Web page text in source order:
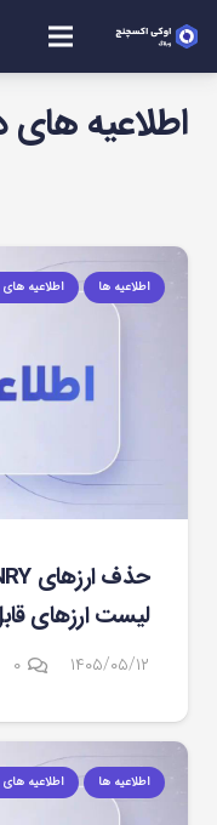
اطلاعیه
اطلاعیه ها اطلاعیه
لیست ارزهای
۱۴۰۵/۰۵/۱۲ ۰
اطلاعیه ها اطلاعیه